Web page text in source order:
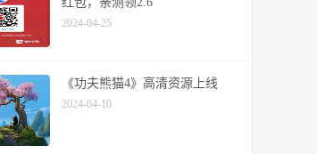
2024-04-25
《功夫熊猫4》高清资源上线
2024-04-10